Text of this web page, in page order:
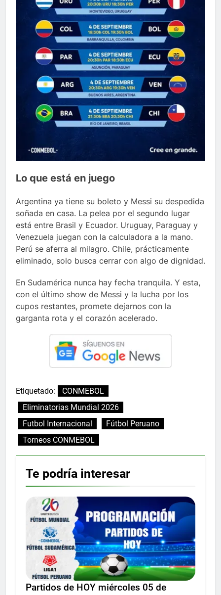
Lo que está en juego
Argentina ya tiene su boleto y Messi su despedida
soñada en casa. La pelea por el segundo lugar
está entre Brasil y Ecuador. Uruguay, Paraguay y
Venezuela juegan con la calculadora a la mano.
Perú se aferra al milagro. Chile, prácticamente
eliminado, solo busca cerrar con algo de dignidad.
En Sudamérica nunca hay fecha tranquila. Y esta,
con el último show de Messi y la lucha por los
cupos restantes, promete dejarnos con la
garganta rota y el corazón acelerado.
Etiquetado:
CONMEBOL
Eliminatorias Mundial 2026
Futbol Internacional
Fútbol Peruano
Torneos CONMEBOL
Te podría interesar
Partidos de HOY miércoles 05 de